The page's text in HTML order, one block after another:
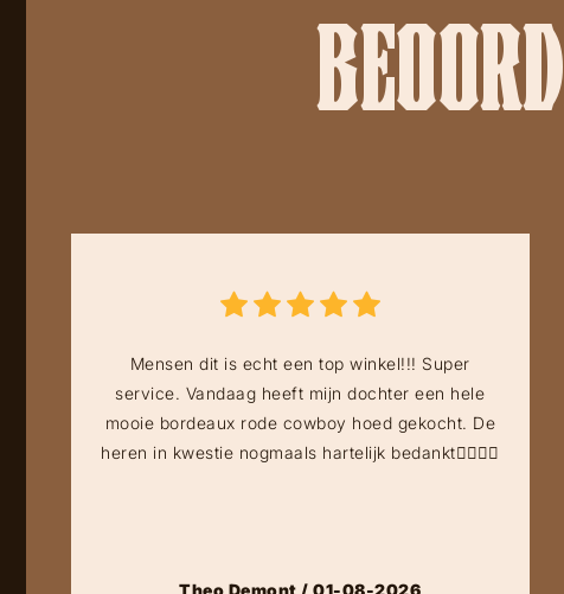
Mensen dit is echt een top winkel!!! Super
service. Vandaag heeft mijn dochter een hele
mooie bordeaux rode cowboy hoed gekocht. De
heren in kwestie nogmaals hartelijk bedankt👍🏻👍🏻
Theo Demont / 01-08-2026